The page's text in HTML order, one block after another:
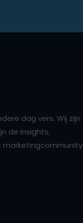
dag vers. Wij zijn
de insights,
marketingcommunity